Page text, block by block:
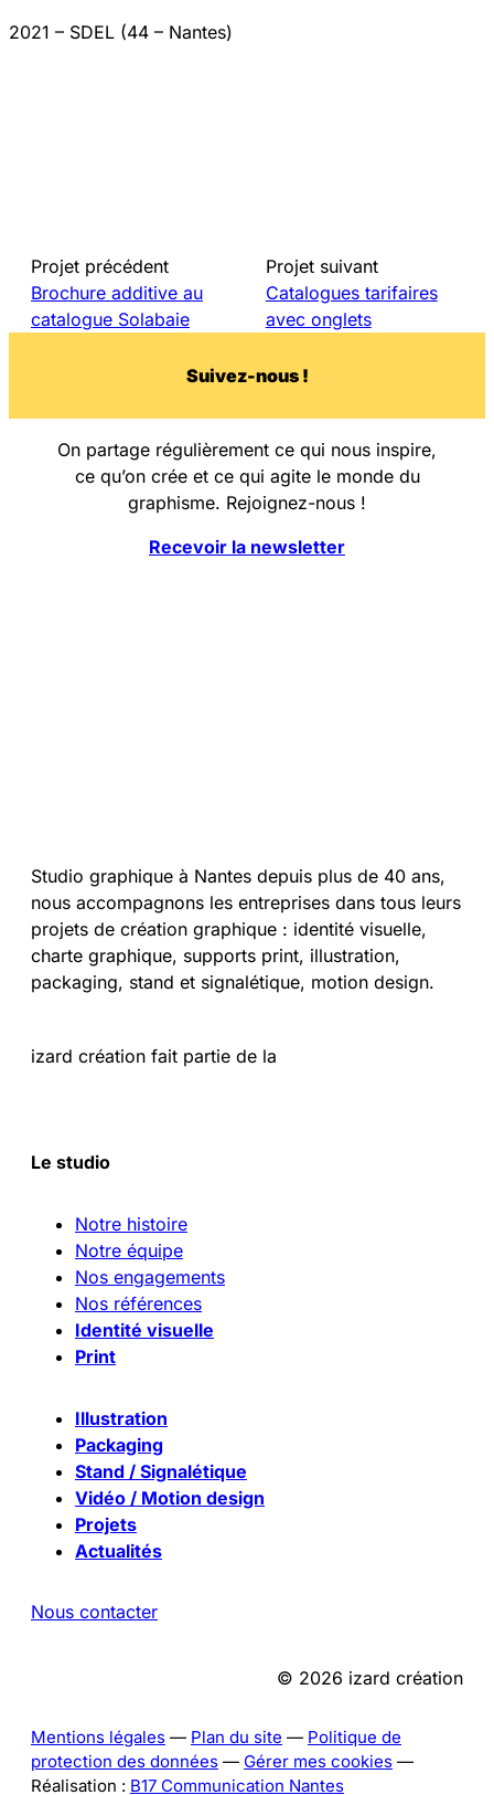
2021 – SDEL (44 – Nantes)
Projet précédent
Brochure additive au
catalogue Solabaie
Projet suivant
Catalogues tarifaires
avec onglets
Suivez-nous !
On partage régulièrement ce qui nous inspire,
ce qu’on crée et ce qui agite le monde du
graphisme. Rejoignez-nous !
Recevoir la newsletter
Studio graphique à Nantes depuis plus de 40 ans,
nous accompagnons les entreprises dans tous leurs
projets de création graphique : identité visuelle,
charte graphique, supports print, illustration,
packaging, stand et signalétique, motion design.
izard création fait partie de la
Le studio
Notre histoire
Notre équipe
Nos engagements
Nos références
Identité visuelle
Print
Illustration
Packaging
Stand / Signalétique
Vidéo / Motion design
Projets
Actualités
Nous contacter
© 2026 izard création
Mentions légales — Plan du site — Politique de
protection des données — Gérer mes cookies —
Réalisation : B17 Communication Nantes